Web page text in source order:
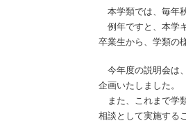
本学類では、毎年
例年ですと、本学
卒業生から、学類の
今年度の説明会は
企画いたしました。
また、これまで学
相談として実施する